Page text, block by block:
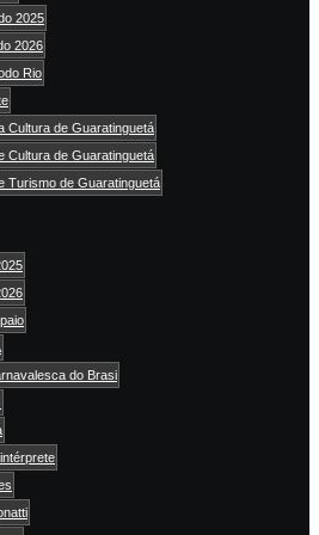
2025
2026
Rio
Cultura de Guaratinguetá
Cultura de Guaratinguetá
Turismo de Guaratinguetá
do Brasi